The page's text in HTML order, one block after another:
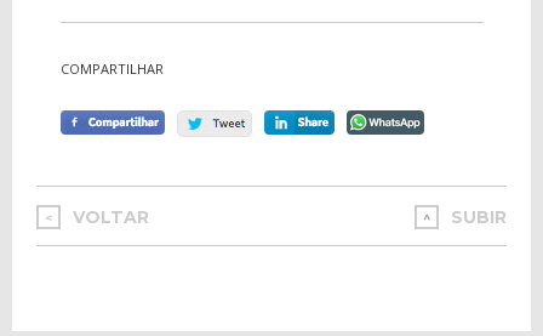
COMPARTILHAR
< VOLTAR SUBIR